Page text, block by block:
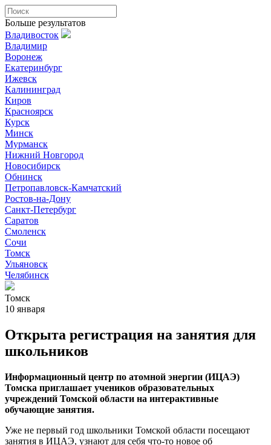
Больше результатов
Владивосток
Владимир
Воронеж
Екатеринбург
Ижевск
Калининград
Киров
Красноярск
Курск
Минск
Мурманск
Нижний Новгород
Новосибирск
Обнинск
Петропавловск-Камчатский
Ростов-на-Дону
Санкт-Петербург
Саратов
Смоленск
Сочи
Томск
Ульяновск
Челябинск
Томск
10 января
Открыта регистрация на занятия для
школьников
Информационный центр по атомной энергии (ИЦАЭ)
Томска приглашает учеников образовательных
учреждений Томской области на интерактивные
обучающие занятия.
Уже не первый год школьники Томской области посещают
занятия в ИЦАЭ, узнают для себя что-то новое об